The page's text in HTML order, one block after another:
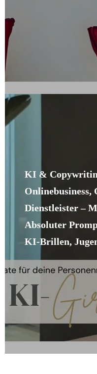
KI &
Onlinebusiness,
Dienstleister –
Absoluter
KI-Brillen,